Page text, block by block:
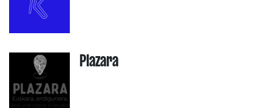
Plazara